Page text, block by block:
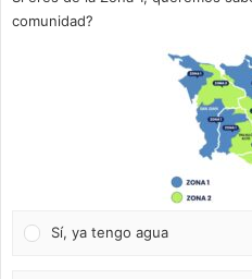
comunidad?
Sí, ya tengo agua